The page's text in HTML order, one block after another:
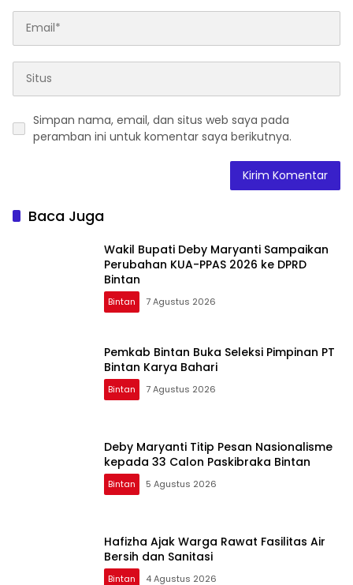
Simpan nama, email, dan situs web saya pada
peramban ini untuk komentar saya berikutnya.
Baca Juga
Wakil Bupati Deby Maryanti Sampaikan
Perubahan KUA-PPAS 2026 ke DPRD
Bintan
Bintan 7 Agustus 2026
Pemkab Bintan Buka Seleksi Pimpinan PT
Bintan Karya Bahari
Bintan 7 Agustus 2026
Deby Maryanti Titip Pesan Nasionalisme
kepada 33 Calon Paskibraka Bintan
Bintan 5 Agustus 2026
Hafizha Ajak Warga Rawat Fasilitas Air
Bersih dan Sanitasi
Bintan 4 Agustus 2026